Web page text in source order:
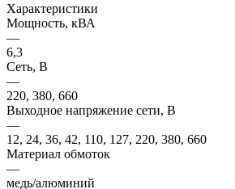
Характеристики
Мощность, кВА
—
6,3
Сеть, В
—
220, 380, 660
Выходное напряжение сети, В
—
12, 24, 36, 42, 110, 127, 220, 380, 660
Материал обмоток
—
медь/алюминий